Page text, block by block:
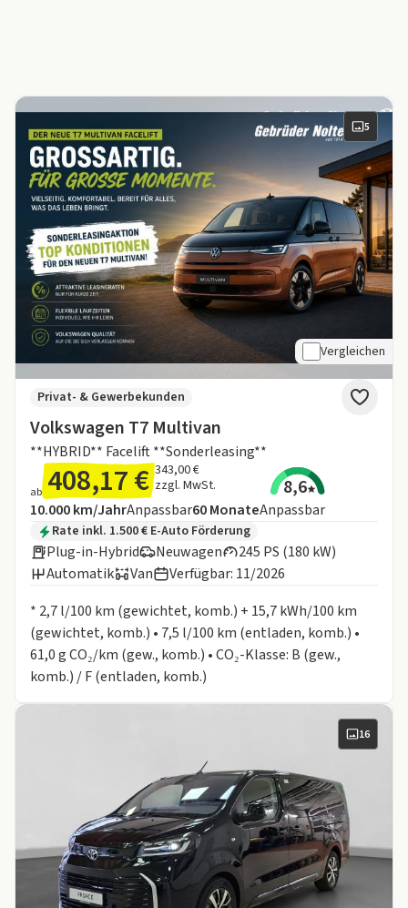
5
Vergleichen
Volkswagen T7 Multivan
**HYBRID** Facelift **Sonderleasing**
Privat- & Gewerbekunden
ab 408,17 € 343,00 €
zzgl. MwSt.
8,6
Angebotsdetails:
Inklusive Laufleistung
10.000 km/JahrAnpassbarLaufzeit
60MonateAnpassbar
Zusätzliche Fahrzeuginformationen:
Rate inkl. 1.500 € E-Auto Förderung
Plug-in-Hybrid Neuwagen
245 PS (180 kW)
Automatik
Van
Verfügbar: 11/2026
* 2,7 l/100 km (gewichtet, komb.) + 15,7 kWh/100 km
(gewichtet, komb.) • 7,5 l/100 km (entladen, komb.) •
61,0 g CO₂/km (gew., komb.) • CO₂-Klasse: B (gew.,
komb.) / F (entladen, komb.)
16